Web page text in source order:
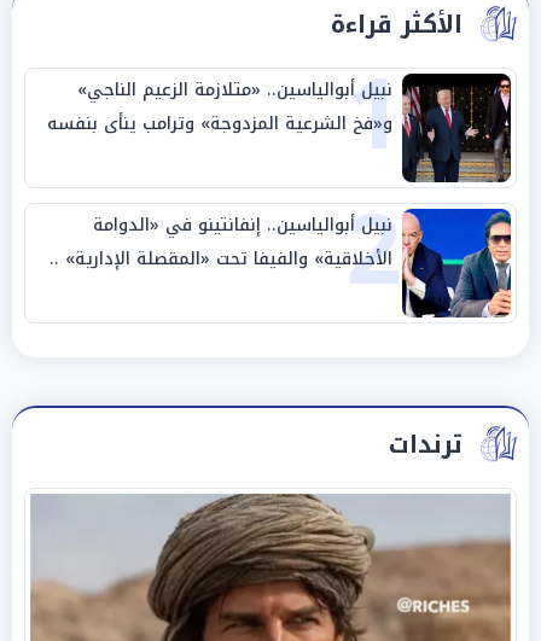
الأكثر قراءة
1
نبيل أبوالياسين.. «متلازمة الزعيم الناجي»
و«فخ الشرعية المزدوجة» وترامب ينأى بنفسه
وحليفه في «ميتم استراتيجي»
2
نبيل أبوالياسين.. إنفانتينو في «الدوامة
الأخلاقية» والفيفا تحت «المقصلة الإدارية» ..
«عبادة العرش وجنازة المصداقية»
ترندات